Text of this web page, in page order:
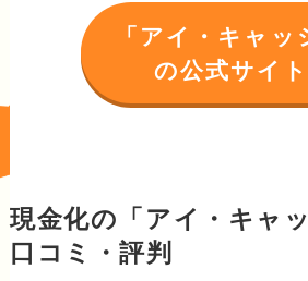
「アイ・キャッ
の公式サイ
現金化の「アイ・キャ
口コミ・評判